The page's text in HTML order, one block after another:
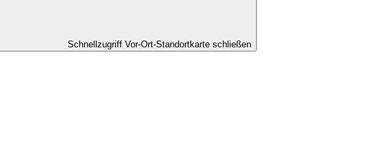
Schnellzugriff Vor-Ort-Standortkarte schließen